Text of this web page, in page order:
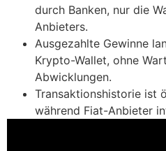
durch Banken, nur die
Anbieters.
Ausgezahlte Gewinne
Krypto-Wallet, ohne
Abwicklungen.
Transaktionshistorie ist
während Fiat-Anbieter